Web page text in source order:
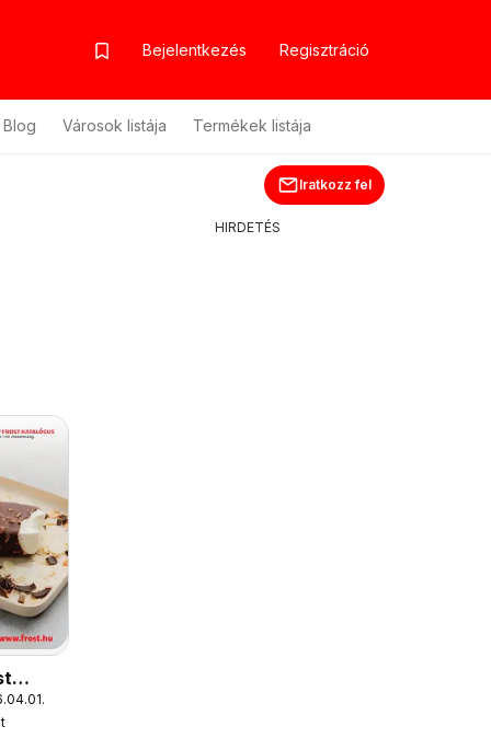
Bejelentkezés Regisztráció
Blog Városok listája Termékek listája
Iratkozz fel
HIRDETÉS